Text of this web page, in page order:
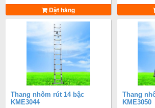
Đặt hàng
Thang nhôm rút 14 bậc
KME3044
Thang
KME3050